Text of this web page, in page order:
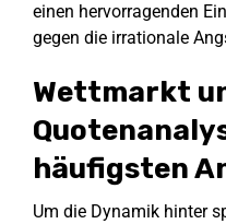
einen hervorragenden
gegen die irrationale
Wettmarkt
häufigsten
Um die Dynamik hinter